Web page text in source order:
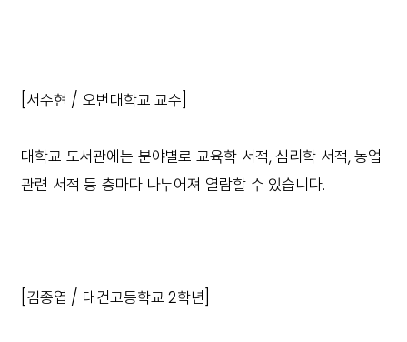
[서수현 / 오번대학교 교수]
대학교 도서관에는 분야별로 교육학 서적, 심리학 서적, 농업
관련 서적 등 층마다 나누어져 열람할 수 있습니다.
[김종엽 / 대건고등학교 2학년]